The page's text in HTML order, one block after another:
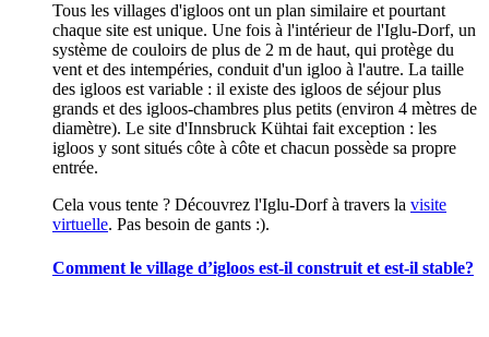
Tous les villages d'igloos ont un plan similaire et pourtant
chaque site est unique. Une fois à l'intérieur de l'Iglu-Dorf, un
système de couloirs de plus de 2 m de haut, qui protège du
vent et des intempéries, conduit d'un igloo à l'autre. La taille
des igloos est variable : il existe des igloos de séjour plus
grands et des igloos-chambres plus petits (environ 4 mètres de
diamètre). Le site d'Innsbruck Kühtai fait exception : les
igloos y sont situés côte à côte et chacun possède sa propre
entrée.
Cela vous tente ? Découvrez l'Iglu-Dorf à travers la visite
virtuelle. Pas besoin de gants :).
Comment le village d’igloos est-il construit et est-il stable?